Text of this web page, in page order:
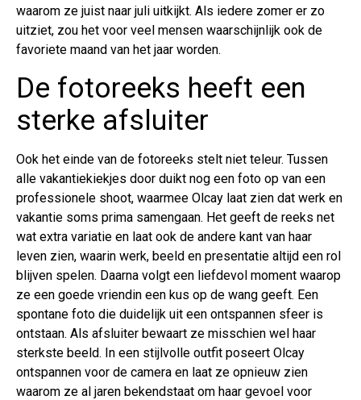
waarom ze juist naar juli uitkijkt. Als iedere zomer er zo
uitziet, zou het voor veel mensen waarschijnlijk ook de
favoriete maand van het jaar worden.
De fotoreeks heeft een
sterke afsluiter
Ook het einde van de fotoreeks stelt niet teleur. Tussen
alle vakantiekiekjes door duikt nog een foto op van een
professionele shoot, waarmee Olcay laat zien dat werk en
vakantie soms prima samengaan. Het geeft de reeks net
wat extra variatie en laat ook de andere kant van haar
leven zien, waarin werk, beeld en presentatie altijd een rol
blijven spelen. Daarna volgt een liefdevol moment waarop
ze een goede vriendin een kus op de wang geeft. Een
spontane foto die duidelijk uit een ontspannen sfeer is
ontstaan. Als afsluiter bewaart ze misschien wel haar
sterkste beeld. In een stijlvolle outfit poseert Olcay
ontspannen voor de camera en laat ze opnieuw zien
waarom ze al jaren bekendstaat om haar gevoel voor